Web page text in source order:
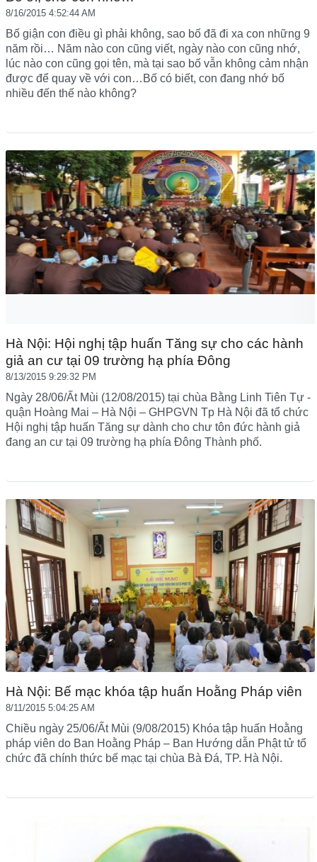
8/16/2015 4:52:44 AM
Bố giận con điều gì phải không, sao bố đã đi xa con những 9
năm rồi… Năm nào con cũng viết, ngày nào con cũng nhớ,
lúc nào con cũng gọi tên, mà tại sao bố vẫn không cảm nhận
được để quay về với con…Bố có biết, con đang nhớ bố
nhiều đến thế nào không?
Hà Nội: Hội nghị tập huấn Tăng sự cho các hành
giả an cư tại 09 trường hạ phía Đông
8/13/2015 9:29:32 PM
Ngày 28/06/Ất Mùi (12/08/2015) tại chùa Bằng Linh Tiên Tự -
quận Hoàng Mai – Hà Nội – GHPGVN Tp Hà Nội đã tổ chức
Hội nghị tập huấn Tăng sự dành cho chư tôn đức hành giả
đang an cư tại 09 trường hạ phía Đông Thành phố.
Hà Nội: Bế mạc khóa tập huấn Hoằng Pháp viên
8/11/2015 5:04:25 AM
Chiều ngày 25/06/Ất Mùi (9/08/2015) Khóa tập huấn Hoằng
pháp viên do Ban Hoằng Pháp – Ban Hướng dẫn Phật tử tổ
chức đã chính thức bế mạc tại chùa Bà Đá, TP. Hà Nội.